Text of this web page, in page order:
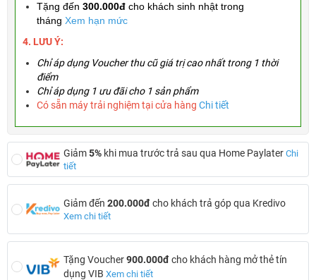
Tặng đến 300.000đ cho khách sinh nhật trong
tháng Xem hạn mức
4. LƯU Ý:
Chỉ áp dụng Voucher thu cũ giá trị cao nhất trong 1 thời
điểm
Chỉ áp dụng 1 ưu đãi cho 1 sản phẩm
Có sẵn máy trải nghiệm tại cửa hàng Chi tiết
Giảm5% khi mua trước trả sau qua Home Paylater Chi
tiết
Giảm đến 200.000đcho khách trả góp qua Kredivo
Xem chi tiết
Tặng Voucher900.000đcho khách hàng mở thẻ tín
dụng VIB Xem chi tiết